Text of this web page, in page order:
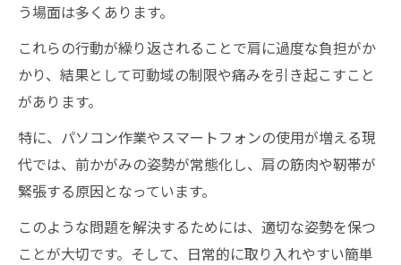
う場面は多くあります。
これらの行動が繰り返されることで肩に過度な負担がか
かり、結果として可動域の制限や痛みを引き起こすこと
があります。
特に、パソコン作業やスマートフォンの使用が増える現
代では、前かがみの姿勢が常態化し、肩の筋肉や靭帯が
緊張する原因となっています。
このような問題を解決するためには、適切な姿勢を保つ
ことが大切です。そして、日常的に取り入れやすい簡単